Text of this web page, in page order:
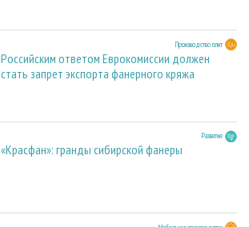
Производство плит
Российским ответом Еврокомиссии должен
стать запрет экспорта фанерного кряжа
Развитие
«Красфан»: гранды сибирской фанеры